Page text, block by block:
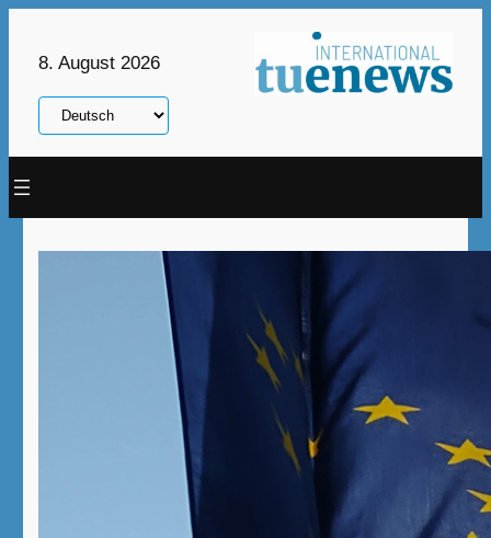
8. August 2026
Sprache
auswählen